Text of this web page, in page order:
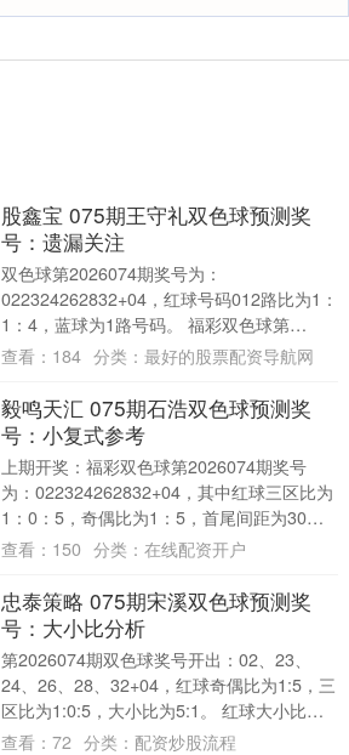
股鑫宝 075期王守礼双色球预测奖
号：遗漏关注
双色球第2026074期奖号为：
022324262832+04，红球号码012路比为1：
1：4，蓝球为1路号码。 福彩双色球第
2026075期历史同期王守礼01....
查看： 184 分类： 最好的股票配资导航网
毅鸣天汇 075期石浩双色球预测奖
号：小复式参考
上期开奖：福彩双色球第2026074期奖号
为：022324262832+04，其中红球三区比为
1：0：5，奇偶比为1：5，首尾间距为30，
大小比为5：1。 福彩....
查看： 150 分类： 在线配资开户
忠泰策略 075期宋溪双色球预测奖
号：大小比分析
第2026074期双色球奖号开出：02、23、
24、26、28、32+04，红球奇偶比为1:5，三
区比为1:0:5，大小比为5:1。 红球大小比推
荐：最近3期红....
查看： 72 分类： 配资炒股流程